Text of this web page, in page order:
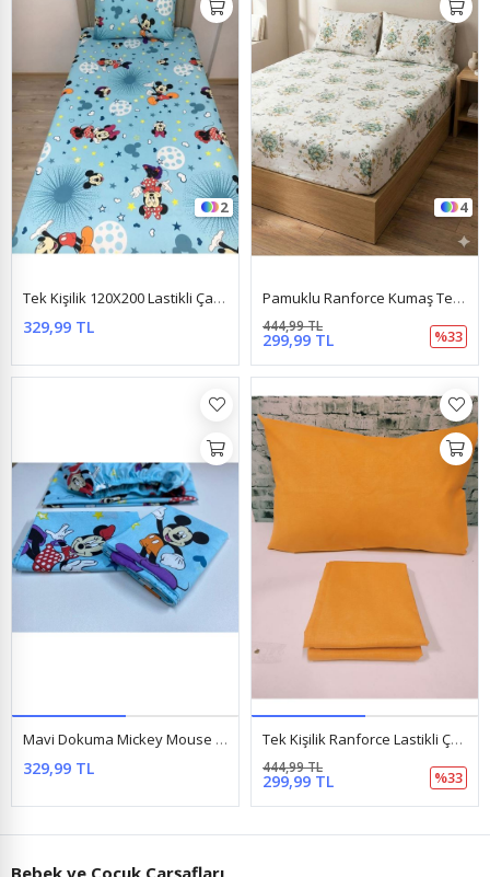
2
Tek Kişilik 120X200 Lastikli Çarşaf Takımı Mickey Mouse Mavi
329,99 TL
4
Pamuklu Ranforce Kumaş Tek Kişilik Lastikli Çarşaf Takımı (100X200 & 120X200) Kelebek Yeşil
299,99 TL
444,99 TL
%33
Mavi Dokuma Mickey Mouse Ara Boy Lastikli Çarşaf 120X200 Cm 1 Adet Kapaklı Yastık Kılıfı Mavi
329,99 TL
Tek Kişilik Ranforce Lastikli Çarşaf Turuncu
299,99 TL
444,99 TL
%33
Bebek ve Çocuk Çarşafları